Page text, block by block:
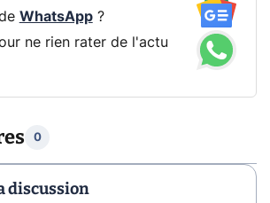
WhatsApp?
ne rien rater de l'actu
0
discussion